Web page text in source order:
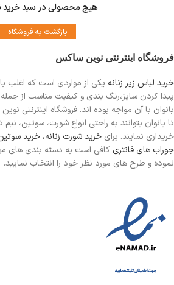
هیچ محصولی در سبد
بازگشت به فروشگاه
فروشگاه اینترنتی نوین ساکس
خرید لباس زیر زنانه یکی از مواردی است که اغلب
پیدا کردن سایز،رنگ بندی و کیفیت مناسب از
بانوان با آن مواجه بوده اند. فروشگاه اینترنتی
تا بانوان بتوانند به راحتی انواع شورت، سوتین،
خریداری نمایند. برای خرید شورت زنانه، خرید
جوراب های فانتری کافی است به دسته بندی های
نموده و طرح های مورد نظر خود را انتخاب نمایید.